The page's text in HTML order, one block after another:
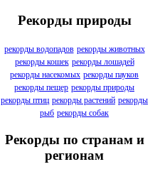
Рекорды природы
рекорды водопадов рекорды животных
рекорды кошек рекорды лошадей
рекорды насекомых рекорды пауков
рекорды пещер рекорды природы
рекорды птиц рекорды растений рекорды
рыб рекорды собак
Рекорды по странам и
регионам